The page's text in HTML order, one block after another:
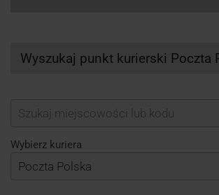
Wyszukaj punkt kurierski Poczta
Wybierz kuriera